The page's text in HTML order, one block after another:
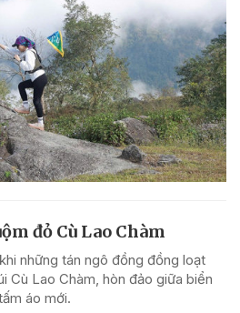
đỏ Cù Lao Chàm
những tán ngô đồng đồng loạt
Cù Lao Chàm, hòn đảo giữa biển
áo mới.